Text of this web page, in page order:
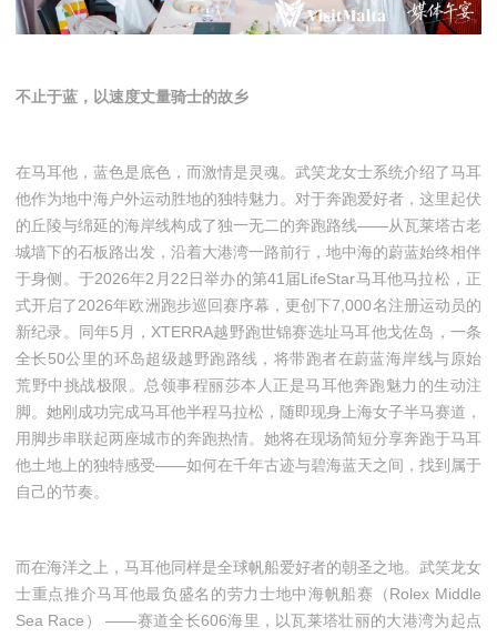
不止于蓝，以速度丈量骑士的故乡
在马耳他，蓝色是底色，而激情是灵魂。武笑龙女士系统介绍了马耳
他作为地中海户外运动胜地的独特魅力。对于奔跑爱好者，这里起伏
的丘陵与绵延的海岸线构成了独一无二的奔跑路线——从瓦莱塔古老
城墙下的石板路出发，沿着大港湾一路前行，地中海的蔚蓝始终相伴
于身侧。于2026年2月22日举办的第41届LifeStar马耳他马拉松，正
式开启了2026年欧洲跑步巡回赛序幕，更创下7,000名注册运动员的
新纪录。同年5月，XTERRA越野跑世锦赛选址马耳他戈佐岛，一条
全长50公里的环岛超级越野跑路线，将带跑者在蔚蓝海岸线与原始
荒野中挑战极限。总领事程丽莎本人正是马耳他奔跑魅力的生动注
脚。她刚成功完成马耳他半程马拉松，随即现身上海女子半马赛道，
用脚步串联起两座城市的奔跑热情。她将在现场简短分享奔跑于马耳
他土地上的独特感受——如何在千年古迹与碧海蓝天之间，找到属于
自己的节奏。
而在海洋之上，马耳他同样是全球帆船爱好者的朝圣之地。武笑龙女
士重点推介马耳他最负盛名的劳力士地中海帆船赛（Rolex Middle
Sea Race） ——赛道全长606海里，以瓦莱塔壮丽的大港湾为起点